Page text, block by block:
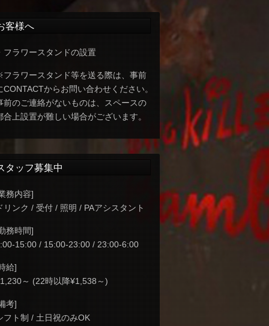
客様へ
フラワースタンドの設置
ラワースタンド等を送る際は、事前
CONTACTからお問い合わせください。
前のご連絡がないものは、スペースの
合上設置が難しい場合がございます。
タッフ募集中
務内容]
リンク / 受付 / 照明 / PAアシスタント
務時間]
15:00 / 15:00-23:00 / 23:00-6:00
給]
～ (22時以降¥1,538～)
考]
フト制 / 土日祝のみOK